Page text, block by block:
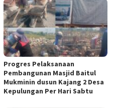
Progres Pelaksanaan
Pembangunan Masjid Baitul
Mukminin dusun Kajang 2 Desa
Kepulungan Per Hari Sabtu